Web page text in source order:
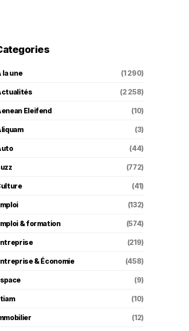
la une (1 290)
(2 258)
Eleifend (10)
(3)
(44)
(772)
(41)
(132)
& formation (574)
(219)
& Économie (458)
(9)
(10)
(12)